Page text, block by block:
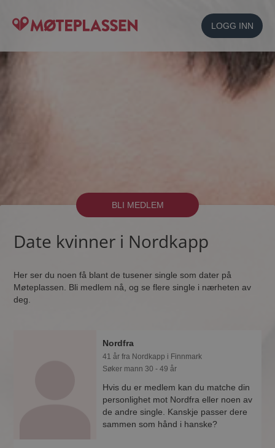
LOGG INN
BLI MEDLEM
Date kvinner i Nordkapp
Her ser du noen få blant de tusener single som dater på
Møteplassen. Bli medlem nå, og se flere single i nærheten av
deg.
Nordfra
41 år fra Nordkapp i Finnmark
Søker mann 30 - 49 år
Hvis du er medlem kan du matche din
personlighet mot Nordfra eller noen av
de andre single. Kanskje passer dere
sammen som hånd i hanske?